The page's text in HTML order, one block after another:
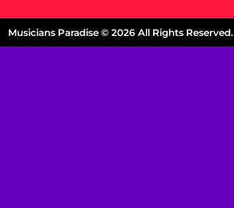
Musicians Paradise © 2026 All Rights Reserved.